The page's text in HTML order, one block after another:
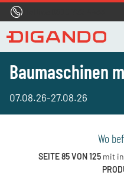
Baumaschinen
07.08.26-27.08.26
Wo
SEITE 85 VON 125mit